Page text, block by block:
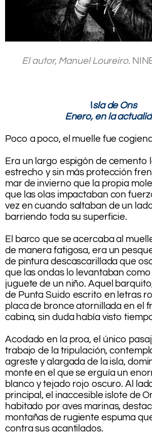
El autor, Manuel Loureiro.
Isla de Ons
Enero, en la
Poco a poco, el muelle fue
Era un largo espigón de cemento
estrecho y sin más protección
mar de invierno que la propia
que las olas impactaban con
vez en cuando saltaban de un
barriendo toda su superficie.
El barco que se acercaba al
de manera fatigosa, era un
de pintura descascarillada que
que las ondas lo levantaban como
juguete de un niño. Aquel
de Punta Suido escrito en letras
placa de bronce atornillada en el
cabina, sin duda había visto
Acodado en la proa, el único
trabajo de la tripulación,
agreste y alargada de la isla,
monte en el que se erguía un
blanco y tejado rojo oscuro. Al
principal, el inaccesible islote de
habitado por aves marinas,
montañas de rugiente espuma
contra sus acantilados.